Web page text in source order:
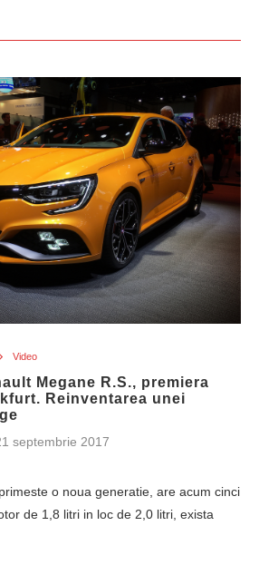
Video
Megane R.S., premiera
Reinventarea unei
septembrie 2017
o noua generatie, are acum cinci
de 1,8 litri in loc de 2,0 litri, exista